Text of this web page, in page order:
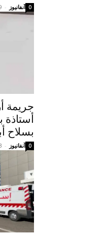
آنفانيوز -
29 0
جريمة
أستاذة
بسلاح
آنفانيوز -
13 0